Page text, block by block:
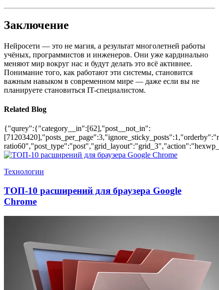
Заключение
Нейросети — это не магия, а результат многолетней работы
учёных, программистов и инженеров. Они уже кардинально
меняют мир вокруг нас и будут делать это всё активнее.
Понимание того, как работают эти системы, становится
важным навыком в современном мире — даже если вы не
планируете становиться IT-специалистом.
Related Blog
{"qurey":{"category__in":[62],"post__not_in":
Технологии
ТОП-10 расширений для браузера Google
Chrome